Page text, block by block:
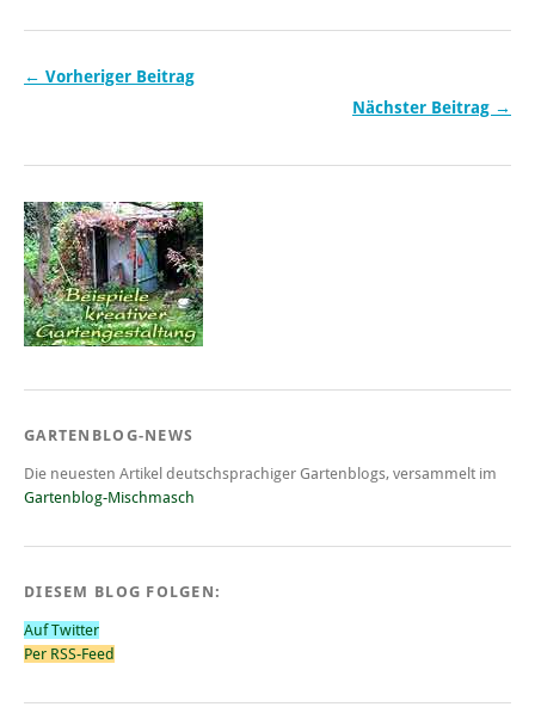
← Vorheriger Beitrag
Nächster Beitrag →
GARTENBLOG-NEWS
Die neuesten Artikel deutschsprachiger Gartenblogs, versammelt im
Gartenblog-Mischmasch
DIESEM BLOG FOLGEN:
Auf Twitter
Per RSS-Feed